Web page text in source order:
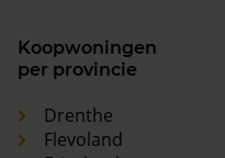
Koopwoningen
per provincie
Drenthe
Flevoland